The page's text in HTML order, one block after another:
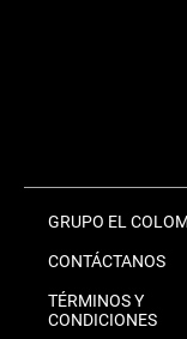
GRUPO EL
CONTÁCTANOS
TÉRMINOS Y
CONDICIONES